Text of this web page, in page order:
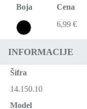
Boja Cena
6,99 €
INFORMACIJE
Šifra
14.150.10
Model